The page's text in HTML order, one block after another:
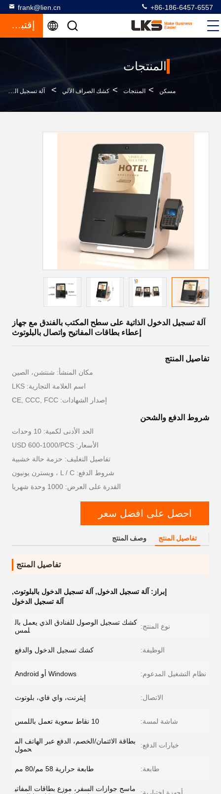
frank@lien.cn +86-186-6457-6557
إقتباس
المنتجات
مسكن > المنتجات > كشك الصراف الآلي > آلة تسجيل الدخول الذاتية على سطح المكتب بالفندق مع جهاز إعطاء بطاقات المفاتيح واتصال بالبلوتوث
آلة تسجيل الدخول الذاتية على سطح المكتب بالفندق مع جهاز
إعطاء بطاقات المفاتيح واتصال بالبلوتوث
تفاصيل المنتج
مكان المنشأ: شنتشن، الصين
اسم العلامة التجارية: LKS
إصدار الشهادات: CE, CCC, FCC
شروط الدفع والشحن
الحد الأدنى لكمية: 10 وحدات
الأسعار: USD 600-1000/PCS
تفاصيل التغليف: حزمة حالة خشبية
شروط الدفع: L / C ، ويسترن يونيون
القدرة على العرض: 1000 وحدة شهريا
احصل على افضل سعر
تفاصيل المنتج وصف المنتج
تفاصيل المنتج
إبراز: آلة تسجيل الدخول, آلة تسجيل الدخول بالبلوتوث,
آلة تسجيل الدخول
نوع المنتج: كشك تسجيل الوصول للفنادق الذي يعمل بال
لمس
الوظيفة: كشك تسجيل الدخول والدفع
نظام التشغيل المدعوم: Windows أو Android
الاتصال: إيثرنت، واي فاي، بلوتوث
شاشة لمسة: 10 نقاط سعوية تعمل باللمس
خيارات الدفع:
بطاقة الائتمان/الخصم، الدفع عبر الهاتف الم
حمول
طابعة: طابعة حرارية 58 مم/80 مم
ماسح جوازات السفر، موزع بطاقات المفاتي